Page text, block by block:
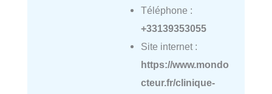
Téléphone :
+33139353055
Site internet :
https://www.mondo
cteur.fr/clinique-